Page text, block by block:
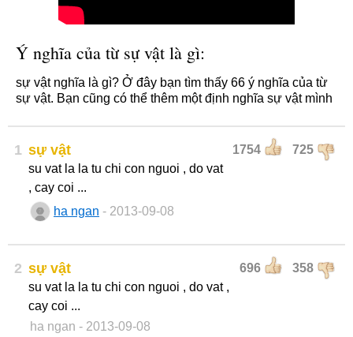
Ý nghĩa của từ sự vật là gì:
sự vật nghĩa là gì? Ở đây bạn tìm thấy 66 ý nghĩa của từ
sự vật. Bạn cũng có thể thêm một định nghĩa sự vật mình
1 1754 725
sự vật
su vat la la tu chi con nguoi , do vat
, cay coi ...
ha ngan - 2013-09-08
2 696 358
sự vật
su vat la la tu chi con nguoi , do vat ,
cay coi ...
ha ngan - 2013-09-08